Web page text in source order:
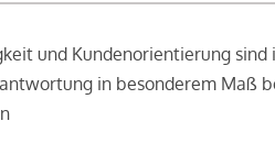
und Kundenorientierung
in besonderem Maß